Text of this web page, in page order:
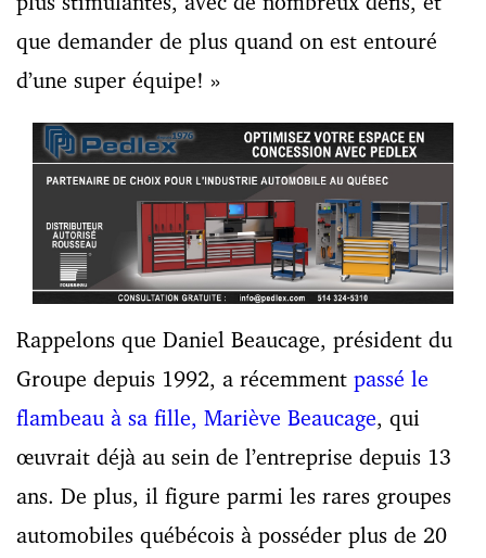
que demander de plus quand on est entouré
d’une super équipe! »
Rappelons que Daniel Beaucage, président du
Groupe depuis 1992, a récemment passé le
flambeau à sa fille, Mariève Beaucage, qui
œuvrait déjà au sein de l’entreprise depuis 13
ans. De plus, il figure parmi les rares groupes
automobiles québécois à posséder plus de 20